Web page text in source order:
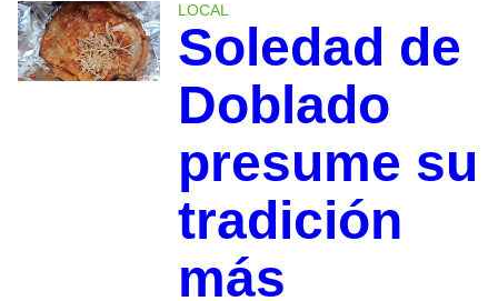
LOCAL
Soledad de
Doblado
presume su
tradición
más